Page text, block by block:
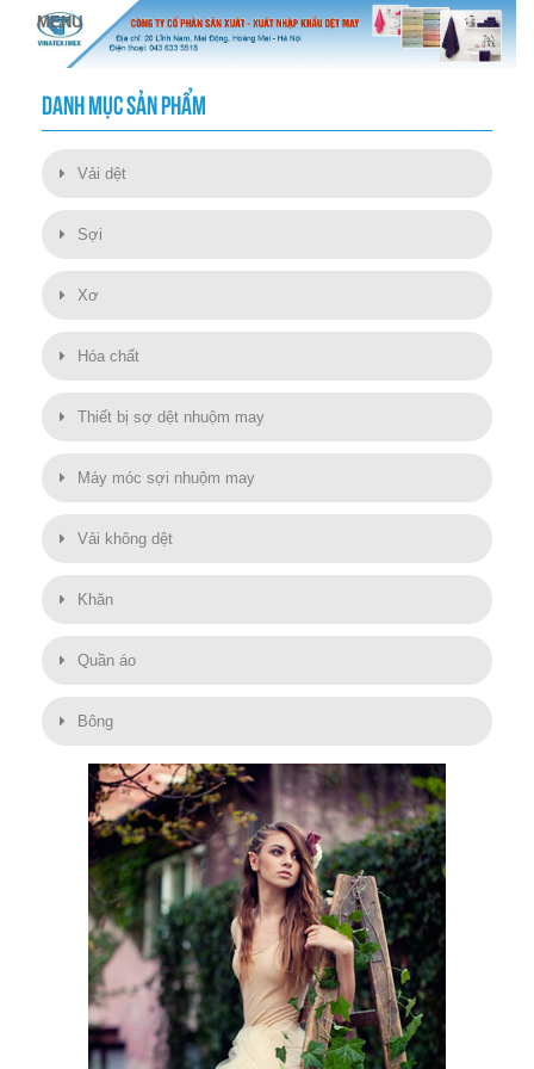
DANH MỤC SẢN PHẨM
Vải dệt
Sợi
Xơ
Hóa chất
Thiết bị sợ dệt nhuộm may
Máy móc sợi nhuộm may
Vải không dệt
Khăn
Quần áo
Bông